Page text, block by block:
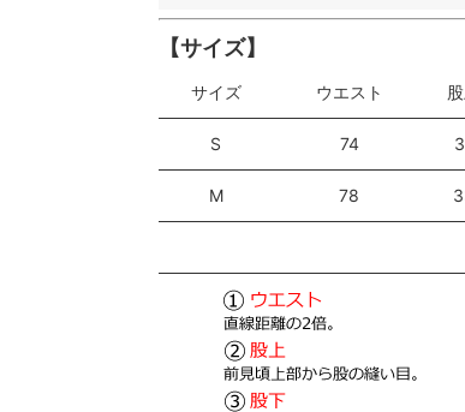
【サイズ】
サイズ ウエスト
S 74
M 78